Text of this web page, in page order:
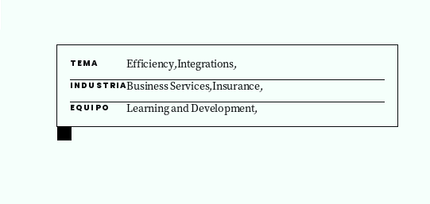
TEMA Efficiency,Integrations,
INDUSTRIABusiness Services,Insurance,
EQUIPO Learning and Development,